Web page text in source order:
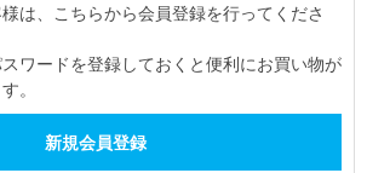
は、こちらから会員登録を行ってくださ
ワードを登録しておくと便利にお買い物が
。